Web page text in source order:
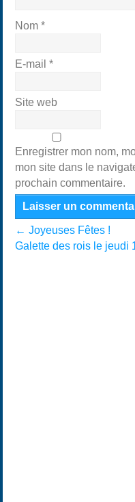
Nom*
E-mail*
Site web
Enregistrer mon nom,
mon site dans le
prochain commentaire.
← Joyeuses Fêtes !
Galette des rois le jeudi